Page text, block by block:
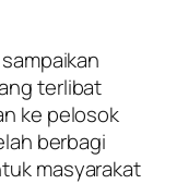
terlibat
ke pelosok
berbagi
masyarakat